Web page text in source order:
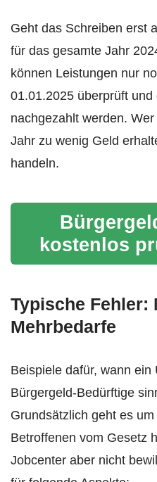
Geht das Schreiben erst
für das gesamte Jahr
können Leistungen nur
01.01.2025 überprüft
nachgezahlt werden.
Jahr zu wenig Geld
handeln.
kostenlos
Typische Fehler:
Mehrbedarfe
Beispiele dafür, wann
Bürgergeld-Bedürftige
Grundsätzlich geht es
Betroffenen vom Gesetz
Jobcenter aber nicht